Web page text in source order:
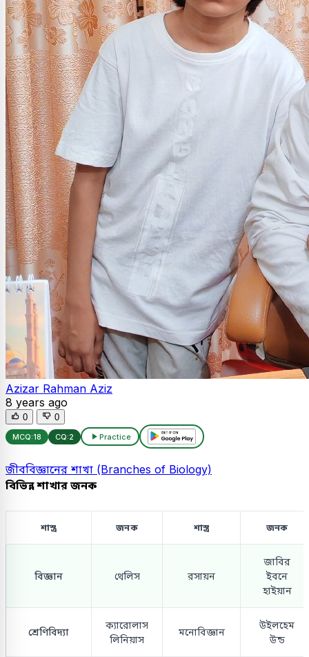
Azizar Rahman Aziz
8 years ago
0 0
MCQ:18 CQ:2 Practice
জীববিজ্ঞানের শাখা (Branches of Biology)
বিভিন্ন শাখার জনক
শাস্ত্র জনক শাস্ত্র জনক
বিজ্ঞান থেলিস রসায়ন
জাবির
ইবনে
হাইয়ান
শ্রেণিবিদ্যা
ক্যারোলাস
লিনিয়াস
মনোবিজ্ঞান
উইলহেম
উন্ড